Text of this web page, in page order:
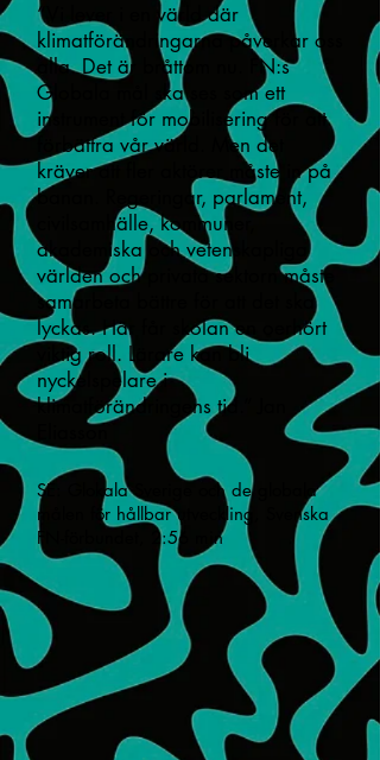
“Vi lever i en värld där
klimatförändringarna påverkar oss
alla. Det är bråttom nu. FN:s
Globala mål ska ses som ett
instrument för mobilisering för att
förbättra vår värld. Men det
kräver att fler aktörer måste in på
banan. Regeringar, parlament,
civilsamhälle, kommuner,
akademiska och vetenskapliga
världen och privata sektorn måste
samarbeta bättre för att det ska
lyckas. Här får skolan en oerhört
viktig roll. Lärare kan bli
nyckelspelare i
klimatförändringens tid.” Jan
Eliasson
SE: Glokala Sverige och de globala
målen för hållbar utveckling, Svenska
FN-förbundet, 2:56 min